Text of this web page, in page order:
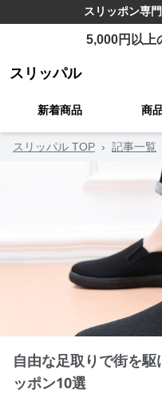
スリッポン専
5,000円以上
スリッパル
新着商品 商
スリッパル TOP › 記事一覧
自由な足取りで街を
ッポン10選